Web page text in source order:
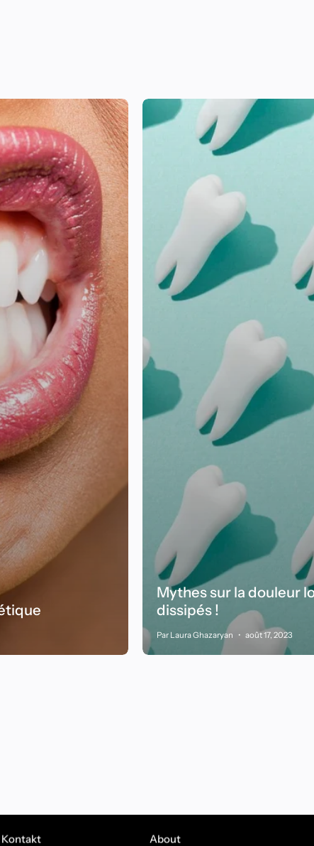
Mythes sur la douleur
dissipés !
Par Laura Ghazaryan août 17, 2023
Kontakt About